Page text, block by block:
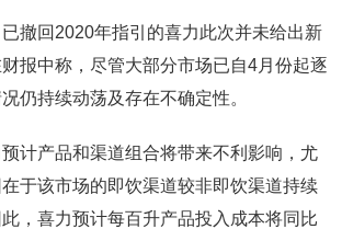
撤回2020年指引的喜力此次并未给出新
报中称，尽管大部分市场已自4月份起逐
仍持续动荡及存在不确定性。
计产品和渠道组合将带来不利影响，尤
于该市场的即饮渠道较非即饮渠道持续
，喜力预计每百升产品投入成本将同比